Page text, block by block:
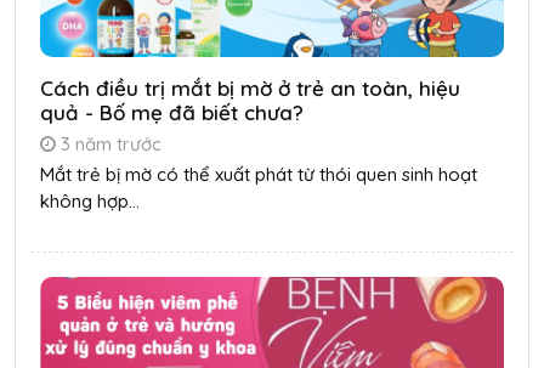
Cách điều trị mắt bị mờ ở trẻ an toàn, hiệu
quả - Bố mẹ đã biết chưa?
3 năm trước
Mắt trẻ bị mờ có thể xuất phát từ thói quen sinh hoạt
không hợp...